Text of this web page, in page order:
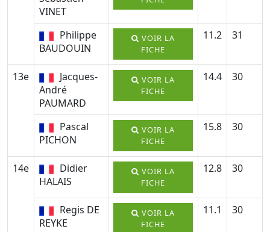
VINET
Philippe
BAUDOUIN
VOIR LA
FICHE
11.2 31
13e
Jacques-
André
PAUMARD
VOIR LA
FICHE
14.4 30
Pascal
PICHON
VOIR LA
FICHE
15.8 30
14e
Didier
HALAIS
VOIR LA
FICHE
12.8 30
Regis DE
REYKE
VOIR LA
FICHE
11.1 30